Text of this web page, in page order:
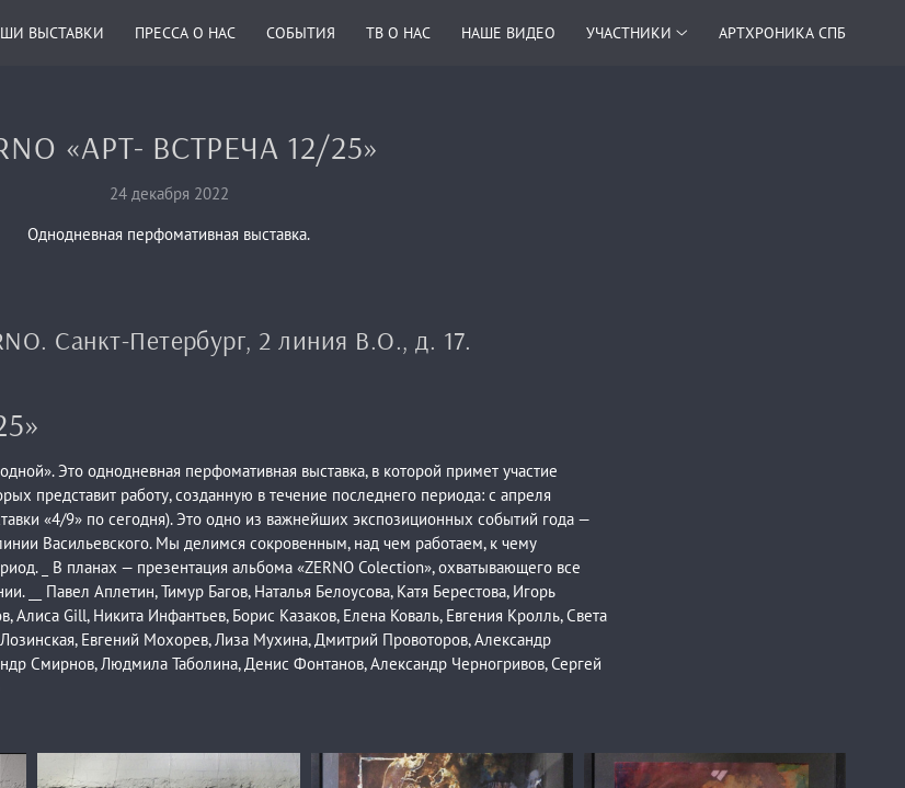
ВЫСТАВКИ ПРЕССА О НАС СОБЫТИЯ ТВ О НАС НАШЕ ВИДЕО УЧАСТНИКИ АРТХРОНИКА СПБ
«АРТ- ВСТРЕЧА 12/25»
24 декабря 2022
Однодневная перфомативная выставка.
Санкт-Петербург, 2 линия В.О., д. 17.
Это однодневная перфомативная выставка, в которой примет участие
представит работу, созданную в течение последнего периода: с апреля
«4/9» по сегодня). Это одно из важнейших экспозиционных событий года —
Васильевского. Мы делимся сокровенным, над чем работаем, к чему
_ В планах — презентация альбома «ZERNO Colection», охватывающего все
__ Павел Аплетин, Тимур Багов, Наталья Белоусова, Катя Берестова, Игорь
Алиса Gill, Никита Инфантьев, Борис Казаков, Елена Коваль, Евгения Кролль, Света
Евгений Мохорев, Лиза Мухина, Дмитрий Провоторов, Александр
Смирнов, Людмила Таболина, Денис Фонтанов, Александр Черногривов, Сергей